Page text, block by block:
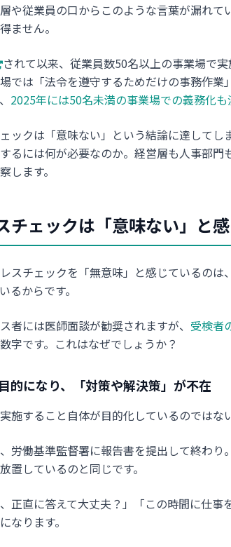
や従業員の口からこのような言葉が漏れ
ません。
されて以来、従業員数50名以上の事業場で
では「法令を遵守するためだけの事務作業
2025年には50名未満の事業場での義務化も
ックは「意味ない」という結論に達して
るには何が必要なのか。経営層も人事部
します。
チェックは「意味ない」と
スチェックを「無意味」と感じているの
るからです。
者には医師面談が勧奨されますが、 受検者
字です。これはなぜでしょうか？
的になり、「対策や解決策」が不在
施すること自体が目的化しているのではな
労働基準監督署に報告書を提出して終わり
置しているのと同じです。
正直に答えて大丈夫？」「この時間に仕
なります。